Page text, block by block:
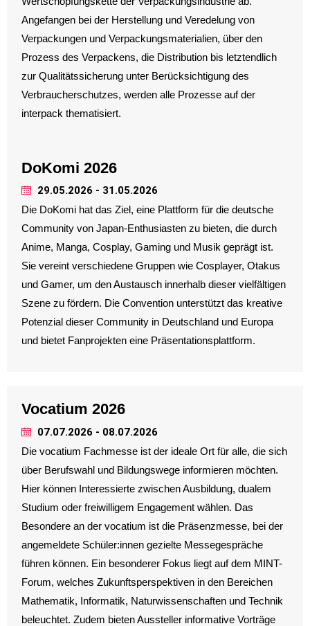
Angefangen bei der Herstellung und Veredelung von
Verpackungen und Verpackungsmaterialien, über den
Prozess des Verpackens, die Distribution bis letztendlich
zur Qualitätssicherung unter Berücksichtigung des
Verbraucherschutzes, werden alle Prozesse auf der
interpack thematisiert.
DoKomi 2026
29.05.2026 - 31.05.2026
Die DoKomi hat das Ziel, eine Plattform für die deutsche
Community von Japan-Enthusiasten zu bieten, die durch
Anime, Manga, Cosplay, Gaming und Musik geprägt ist.
Sie vereint verschiedene Gruppen wie Cosplayer, Otakus
und Gamer, um den Austausch innerhalb dieser vielfältigen
Szene zu fördern. Die Convention unterstützt das kreative
Potenzial dieser Community in Deutschland und Europa
und bietet Fanprojekten eine Präsentationsplattform.
Vocatium 2026
07.07.2026 - 08.07.2026
Die vocatium Fachmesse ist der ideale Ort für alle, die sich
über Berufswahl und Bildungswege informieren möchten.
Hier können Interessierte zwischen Ausbildung, dualem
Studium oder freiwilligem Engagement wählen. Das
Besondere an der vocatium ist die Präsenzmesse, bei der
angemeldete Schüler:innen gezielte Messegespräche
führen können. Ein besonderer Fokus liegt auf dem MINT-
Forum, welches Zukunftsperspektiven in den Bereichen
Mathematik, Informatik, Naturwissenschaften und Technik
beleuchtet. Zudem bieten Aussteller informative Vorträge